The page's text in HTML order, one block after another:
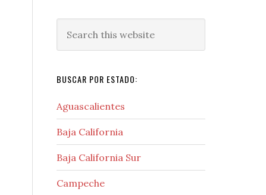
this
BUSCAR POR ESTADO:
Aguascalientes
Baja California
Baja California Sur
Campeche